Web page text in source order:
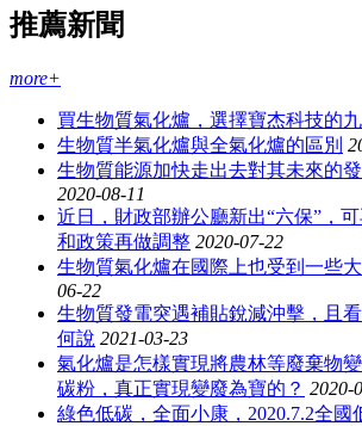
推薦新聞
more+
買生物質氣化爐，選擇寶杰科技的
生物質半氣化爐與全氣化爐的區別
生物質能源加快走出去對其未來的
2020-08-11
近日，財政部辦公廳新出“六保”，
和政策再做調整 2020-07-22
生物質氣化爐在國際上也受到一些
06-22
生物質發電突遇補貼銳減沖擊，且
何說 2021-03-23
氣化爐是怎樣實現將農林等廢棄物
碳粉，真正實現變廢為寶的？ 2020-
綠色低碳，全面小康，2020.7.2全國